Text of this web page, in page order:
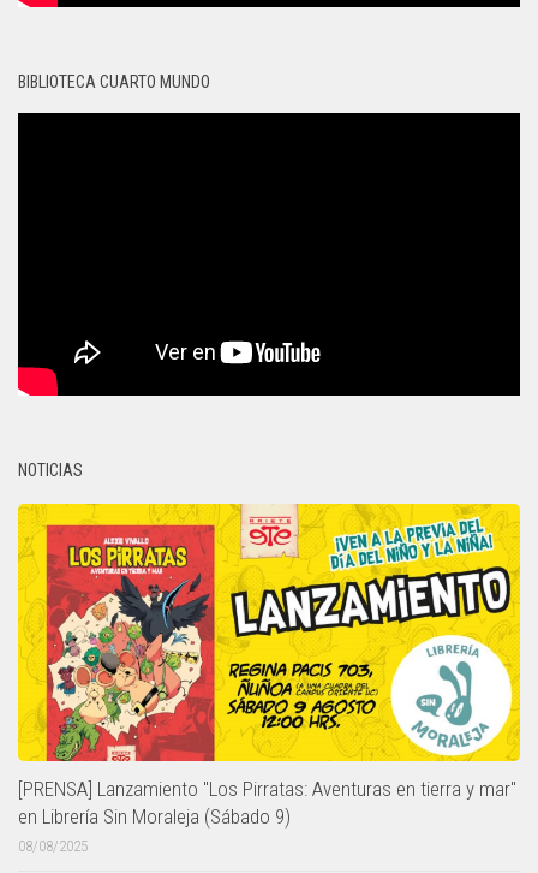
BIBLIOTECA CUARTO MUNDO
NOTICIAS
[PRENSA] Lanzamiento "Los Pirratas: Aventuras en tierra y mar"
en Librería Sin Moraleja (Sábado 9)
08/08/2025